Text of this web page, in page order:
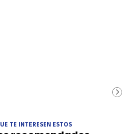
TE INTERESEN ESTOS